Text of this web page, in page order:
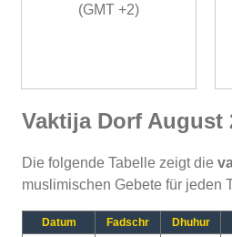
(GMT +2)
Vaktija Dorf August
Die folgende Tabelle zeigt die
muslimischen Gebete für jeden
Datum Fadschr Dhuhur